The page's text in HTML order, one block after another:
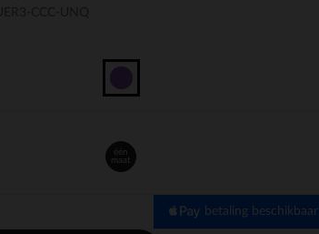
één
maat
betaling beschikbaar